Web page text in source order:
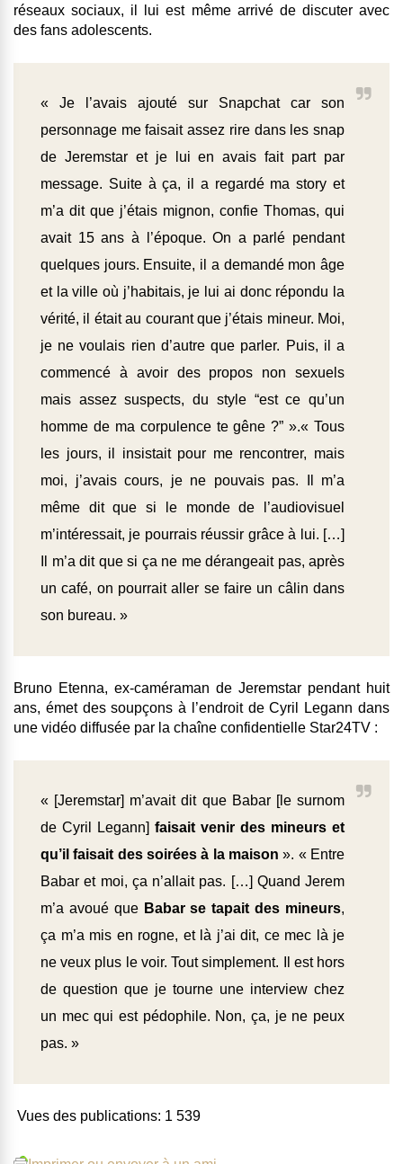
réseaux sociaux, il lui est même arrivé de discuter avec
des fans adolescents.
« Je l’avais ajouté sur Snapchat car son
personnage me faisait assez rire dans les snap
de Jeremstar et je lui en avais fait part par
message. Suite à ça, il a regardé ma story et
m’a dit que j’étais mignon, confie Thomas, qui
avait 15 ans à l’époque. On a parlé pendant
quelques jours. Ensuite, il a demandé mon âge
et la ville où j’habitais, je lui ai donc répondu la
vérité, il était au courant que j’étais mineur. Moi,
je ne voulais rien d’autre que parler. Puis, il a
commencé à avoir des propos non sexuels
mais assez suspects, du style “est ce qu’un
homme de ma corpulence te gêne ?” ».« Tous
les jours, il insistait pour me rencontrer, mais
moi, j’avais cours, je ne pouvais pas. Il m’a
même dit que si le monde de l’audiovisuel
m’intéressait, je pourrais réussir grâce à lui. […]
Il m’a dit que si ça ne me dérangeait pas, après
un café, on pourrait aller se faire un câlin dans
son bureau. »
Bruno Etenna, ex-caméraman de Jeremstar pendant huit
ans, émet des soupçons à l’endroit de Cyril Legann dans
une vidéo diffusée par la chaîne confidentielle Star24TV :
« [Jeremstar] m’avait dit que Babar [le surnom
de Cyril Legann] faisait venir des mineurs et
qu’il faisait des soirées à la maison ». « Entre
Babar et moi, ça n’allait pas. […] Quand Jerem
m’a avoué que Babar se tapait des mineurs,
ça m’a mis en rogne, et là j’ai dit, ce mec là je
ne veux plus le voir. Tout simplement. Il est hors
de question que je tourne une interview chez
un mec qui est pédophile. Non, ça, je ne peux
pas. »
Vues des publications: 1 539